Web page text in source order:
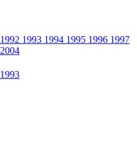
1992 1993 1994 1995 1996 1997
2004
1993